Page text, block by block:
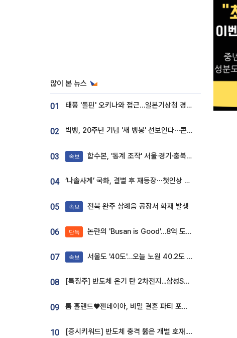
많이 본 뉴스
01 태풍 '돌핀' 오키나와 접근…일본기상청 경로 업데이트
02 빅뱅, 20주년 기념 '새 뱅봉' 선보인다⋯콘서트 앞두고 팝업 개최
03 속보 합수본, '통계 조작' 서울·경기·충북 선관위 등 추가 압수수색
04 ‘나솔사계’ 국화, 결별 후 재등장⋯첫인상 투표 휩쓸고 ‘인기녀’ 등극
05 속보 전북 완주 삼례읍 공장서 화재 발생
06 단독 논란의 'Busan is Good'…8억 도시브랜드, 용산 대통령실 CI 업체가 수행
07 속보 서울도 '40도'…오늘 노원 40.2도 기록
08 [특징주] 반도체 온기 탄 2차전지...삼성SDI, 장 초반 7% 넘게 껑충
09 톰 홀랜드♥젠데이아, 비밀 결혼 파티 포착⋯호텔 대관비만 9억
10 [증시키워드] 반도체 충격 뚫은 개별 호재...포스코퓨처엠·에코프로·한화솔루션 '눈길'